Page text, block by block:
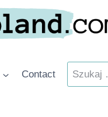
Contact Szukaj: